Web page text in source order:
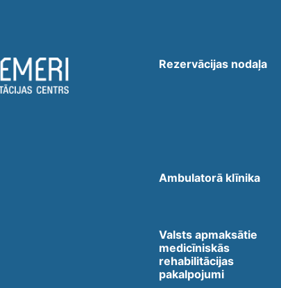
Rezervācijas nodaļa
Ambulatorā klīnika
Valsts apmaksātie
medicīniskās
rehabilitācijas
pakalpojumi